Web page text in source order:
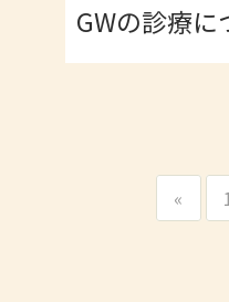
GWの診療に
«